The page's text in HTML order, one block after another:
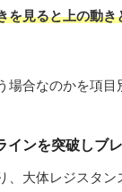
を見ると上の動
合なのかを項目
ンを突破しブ
、大体レジスタ